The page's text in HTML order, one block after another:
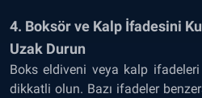
4. Boksör ve Kalp İfadesini
Uzak Durun
Boks eldiveni veya kalp
dikkatli olun. Bazı ifadeler